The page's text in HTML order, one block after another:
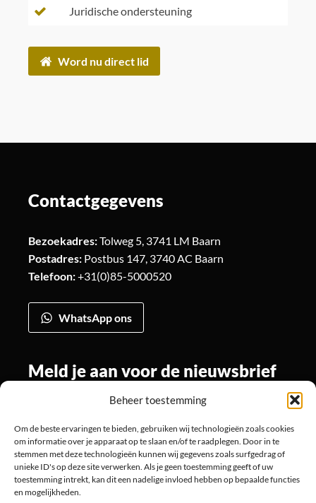
Beheer toestemming
Om de beste ervaringen te bieden, gebruiken wij technologieën zoals cookies
om informatie over je apparaat op te slaan en/of te raadplegen. Door in te
stemmen met deze technologieën kunnen wij gegevens zoals surfgedrag of
unieke ID's op deze site verwerken. Als je geen toestemming geeft of uw
toestemming intrekt, kan dit een nadelige invloed hebben op bepaalde functies
en mogelijkheden.
Juridische ondersteuning
Word nu direct lid
Contactgegevens
Bezoekadres:Tolweg 5, 3741 LM Baarn
Postadres: Postbus 147, 3740 AC Baarn
Telefoon:+31(0)85-5000520
WhatsApp ons
Meld je aan voor de nieuwsbrief
Volg ons